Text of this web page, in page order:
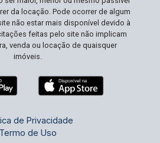
da locação. Pode ocorrer de algum
não estar mais disponível devido à
feitas pelo site não implicam
venda ou locação de quaisquer
imóveis.
de Privacidade
Termo de Uso